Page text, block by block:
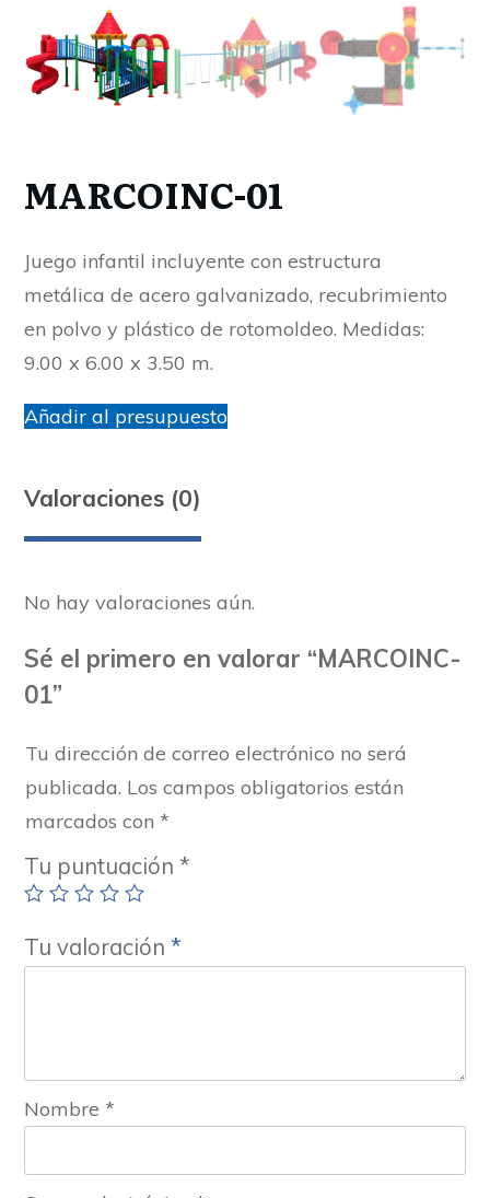
MARCOINC-01
Juego infantil incluyente con estructura
metálica de acero galvanizado, recubrimiento
en polvo y plástico de rotomoldeo. Medidas:
9.00 x 6.00 x 3.50 m.
Añadir al presupuesto
Valoraciones (0)
No hay valoraciones aún.
Sé el primero en valorar “MARCOINC-
01”
Tu dirección de correo electrónico no será
publicada. Los campos obligatorios están
marcados con *
Tu puntuación *
Tu valoración *
Nombre *